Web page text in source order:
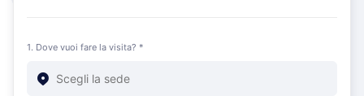
1. Dove vuoi fare la visita? *